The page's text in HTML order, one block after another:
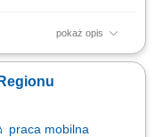
pokaż opis
standardów
budżetu i celów
punktów
praca mobilna